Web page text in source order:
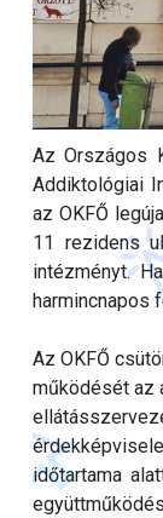
Az Országos
Addiktológiai
az OKFŐ
11 rezidens
intézményt.
harmincnapos
Az OKFŐ
működését az
időtartama